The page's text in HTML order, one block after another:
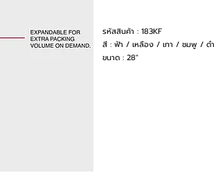
รหัสสินค้า : 183KF
สี : ฟ้า / เหลือง / เทา / ชมพู / ดำ
ขนาด : 28"